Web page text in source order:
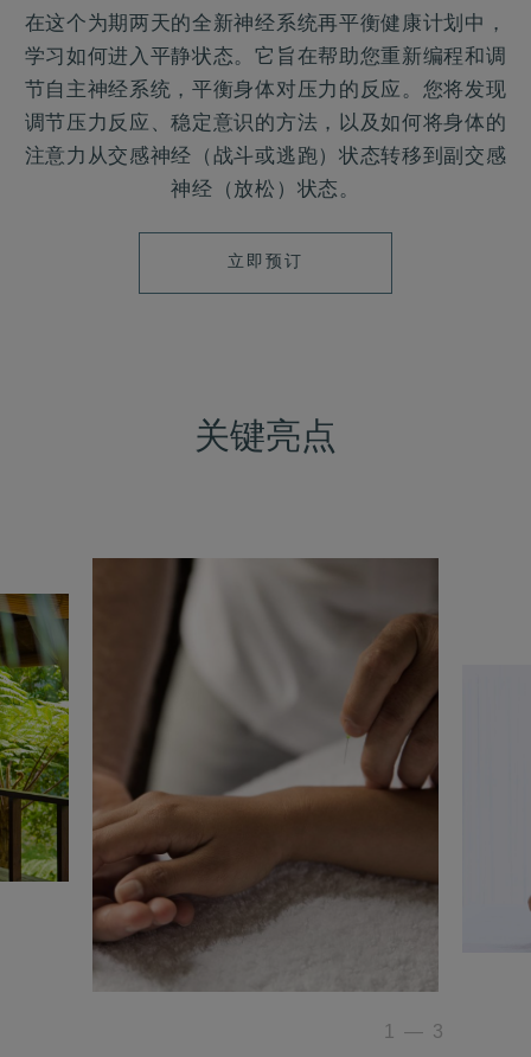
在这个为期两天的全新神经系统再平衡健康计划中，
学习如何进入平静状态。它旨在帮助您重新编程和调
节自主神经系统，平衡身体对压力的反应。您将发现
调节压力反应、稳定意识的方法，以及如何将身体的
注意力从交感神经（战斗或逃跑）状态转移到副交感
神经（放松）状态。
立
即
立即预订
关键亮点
1 — 3